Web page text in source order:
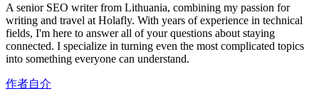
A senior SEO writer from Lithuania, combining my passion for
writing and travel at Holafly. With years of experience in technical
fields, I'm here to answer all of your questions about staying
connected. I specialize in turning even the most complicated topics
into something everyone can understand.
作者自介